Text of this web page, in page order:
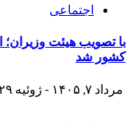
اجتماعی
با تصویب هیئت وزیران؛
کشور شد
مرداد ۷, ۱۴۰۵ - ژوئیه ۲۹, ۲۰۲۶